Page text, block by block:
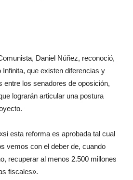
Daniel Núñez, reconoció,
que existen diferencias y
entre los senadores de oposición,
lograrán articular una postura
esta reforma es aprobada tal cual
vemos con el deber de, cuando
recuperar al menos 2.500 millones
fiscales».